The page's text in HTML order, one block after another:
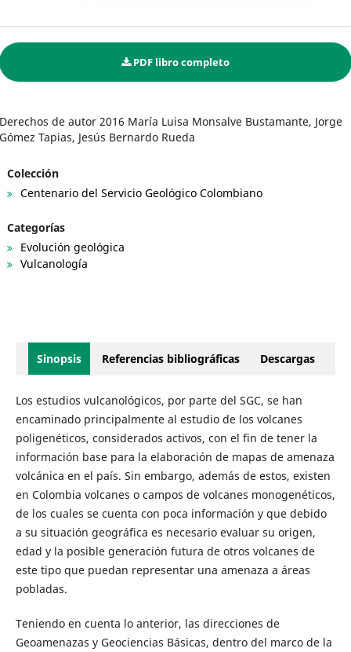
PDF libro completo
Derechos de autor 2016 María Luisa Monsalve Bustamante, Jorge
Gómez Tapias, Jesús Bernardo Rueda
Colección
Centenario del Servicio Geológico Colombiano
Categorías
Evolución geológica
Vulcanología
Sinopsis Referencias bibliográficas Descargas
Los estudios vulcanológicos, por parte del SGC, se han
encaminado principalmente al estudio de los volcanes
poligenéticos, considerados activos, con el fin de tener la
información base para la elaboración de mapas de amenaza
volcánica en el país. Sin embargo, además de estos, existen
en Colombia volcanes o campos de volcanes monogenéticos,
de los cuales se cuenta con poca información y que debido
a su situación geográfica es necesario evaluar su origen,
edad y la posible generación futura de otros volcanes de
este tipo que puedan representar una amenaza a áreas
pobladas.
Teniendo en cuenta lo anterior, las direcciones de
Geoamenazas y Geociencias Básicas, dentro del marco de la